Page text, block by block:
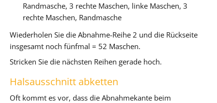
Randmasche, 3 rechte Maschen, linke Maschen, 3
rechte Maschen, Randmasche
Wiederholen Sie die Abnahme-Reihe 2 und die Rückseite
insgesamt noch fünfmal = 52 Maschen.
Stricken Sie die nächsten Reihen gerade hoch.
Halsausschnitt abketten
Oft kommt es vor, dass die Abnahmekante beim